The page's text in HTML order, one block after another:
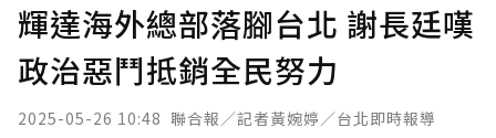
輝達海外總部落腳台北 謝長廷嘆
政治惡鬥抵銷全民努力
2025-05-26 10:48 聯合報／記者黃婉婷／台北即時報導